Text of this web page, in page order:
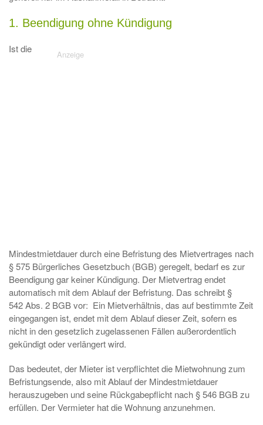
1. Beendigung ohne Kündigung
Ist die
Mindestmietdauer durch eine Befristung des Mietvertrages nach
§ 575 Bürgerliches Gesetzbuch (BGB) geregelt, bedarf es zur
Beendigung gar keiner Kündigung. Der Mietvertrag endet
automatisch mit dem Ablauf der Befristung. Das schreibt §
542 Abs. 2 BGB vor: Ein Mietverhältnis, das auf bestimmte Zeit
eingegangen ist, endet mit dem Ablauf dieser Zeit, sofern es
nicht in den gesetzlich zugelassenen Fällen außerordentlich
gekündigt oder verlängert wird.
Das bedeutet, der Mieter ist verpflichtet die Mietwohnung zum
Befristungsende, also mit Ablauf der Mindestmietdauer
herauszugeben und seine Rückgabepflicht nach § 546 BGB zu
erfüllen. Der Vermieter hat die Wohnung anzunehmen.